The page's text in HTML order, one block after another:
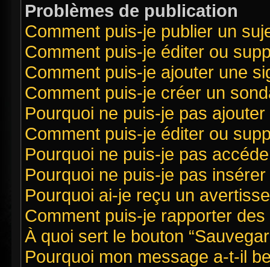
Problèmes de publication
Comment puis-je publier un
Comment puis-je éditer ou
Comment puis-je ajouter une
Comment puis-je créer un
Pourquoi ne puis-je pas
Comment puis-je éditer ou
Pourquoi ne puis-je pas
Pourquoi ne puis-je pas
Pourquoi ai-je reçu un
Comment puis-je rapporter
À quoi sert le bouton
Pourquoi mon message a-t-il